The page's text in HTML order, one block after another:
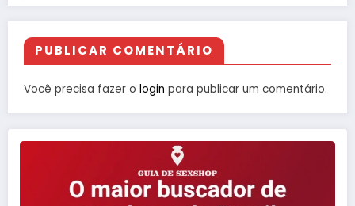
PUBLICAR COMENTÁRIO
Você precisa fazer o login para publicar um comentário.